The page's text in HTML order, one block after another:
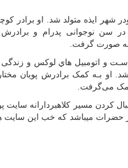
شهر ایذه متولد شد. او برادر
در سن نوجوانی پدرام و
صورت گرفت.
اسـت و اتومبیل هاي‌ لوکس و
او بـه کمک برادرش پویان
کمک می‌گرفت.
کردن مسیر کلاهبردارانه
از حضرات میباشد که خب این